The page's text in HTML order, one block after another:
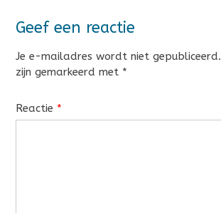
Geef een reactie
Je e-mailadres wordt niet gepubliceerd.
zijn gemarkeerd met *
Reactie *